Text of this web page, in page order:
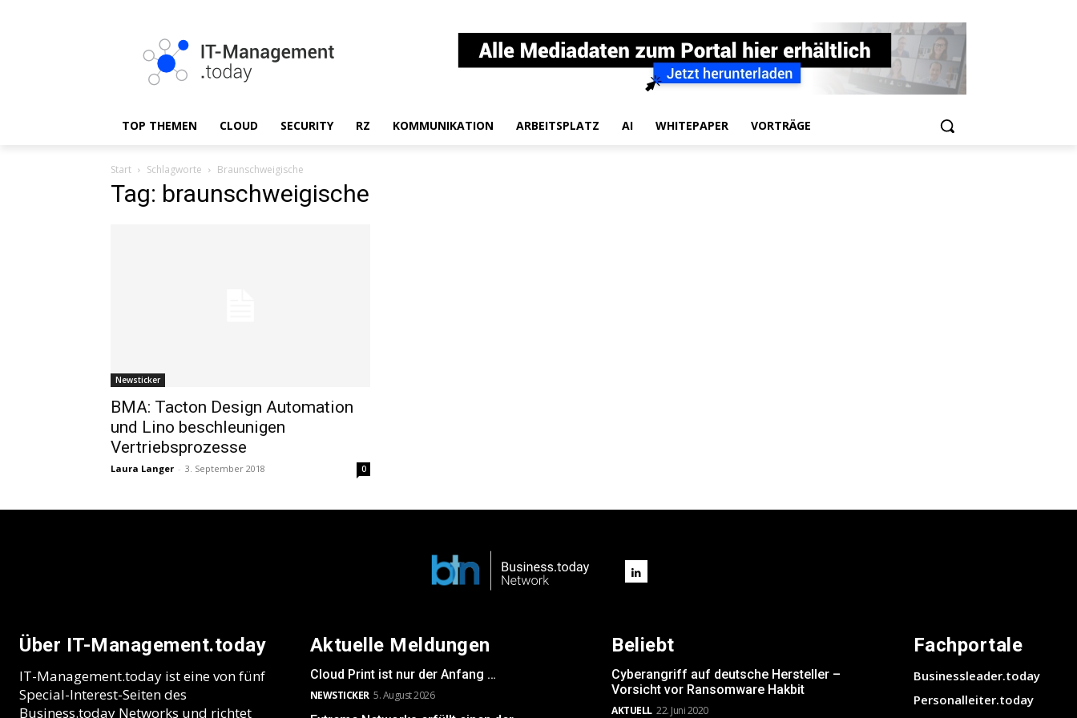
TOP THEMEN CLOUD SECURITY RZ KOMMUNIKATION ARBEITSPLATZ AI WHITEPAPER VORTRÄGE
Start Schlagworte Braunschweigische
Tag: braunschweigische
Newsticker
BMA: Tacton Design Automation
und Lino beschleunigen
Vertriebsprozesse
Laura Langer - 3. September 2018 0
Über IT-Management.today
IT-Management.today ist eine von fünf
Special-Interest-Seiten des
Business.today Networks und richtet
Aktuelle Meldungen
Cloud Print ist nur der Anfang …
NEWSTICKER 5. August 2026
Beliebt
Cyberangriff auf deutsche Hersteller –
Vorsicht vor Ransomware Hakbit
AKTUELL 22. Juni 2020
Fachportale
Businessleader.today
Personalleiter.today